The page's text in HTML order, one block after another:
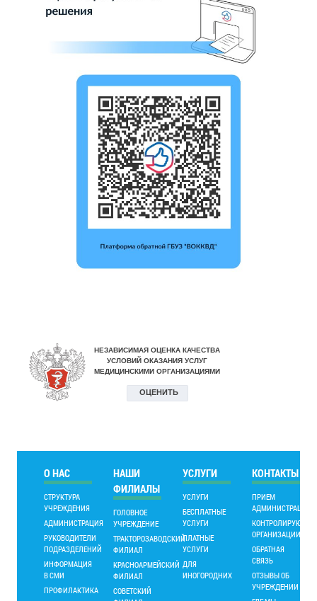
О НАС
СТРУКТУРА
УЧРЕЖДЕНИЯ
АДМИНИСТРАЦИЯ
РУКОВОДИТЕЛИ
ПОДРАЗДЕЛЕНИЙ
ИНФОРМАЦИЯ
В СМИ
ПРОФИЛАКТИКА
НАШИ
ФИЛИАЛЫ
ГОЛОВНОЕ
УЧРЕЖДЕНИЕ
ТРАКТОРОЗАВОДСКИЙ
ФИЛИАЛ
КРАСНОАРМЕЙСКИЙ
ФИЛИАЛ
СОВЕТСКИЙ
УСЛУГИ
УСЛУГИ
БЕСПЛАТНЫЕ
УСЛУГИ
ПЛАТНЫЕ
УСЛУГИ
ДЛЯ
ИНОГОРОДНИХ
КОНТАКТЫ
ПРИЕМ
АДМИНИСТРАЦИИ
КОНТРОЛИРУЮЩИЕ
ОРГАНИЗАЦИИ
ОБРАТНАЯ
СВЯЗЬ
ОТЗЫВЫ ОБ
УЧРЕЖДЕНИИ